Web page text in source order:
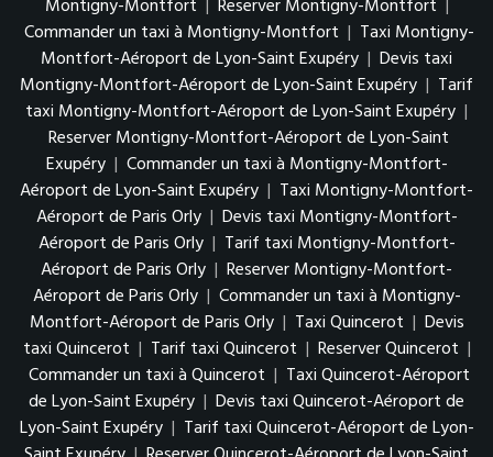
Montigny-Montfort | Reserver Montigny-Montfort |
Commander un taxi à Montigny-Montfort | Taxi Montigny-
Montfort-Aéroport de Lyon-Saint Exupéry | Devis taxi
Montigny-Montfort-Aéroport de Lyon-Saint Exupéry | Tarif
taxi Montigny-Montfort-Aéroport de Lyon-Saint Exupéry |
Reserver Montigny-Montfort-Aéroport de Lyon-Saint
Exupéry | Commander un taxi à Montigny-Montfort-
Aéroport de Lyon-Saint Exupéry | Taxi Montigny-Montfort-
Aéroport de Paris Orly | Devis taxi Montigny-Montfort-
Aéroport de Paris Orly | Tarif taxi Montigny-Montfort-
Aéroport de Paris Orly | Reserver Montigny-Montfort-
Aéroport de Paris Orly | Commander un taxi à Montigny-
Montfort-Aéroport de Paris Orly | Taxi Quincerot | Devis
taxi Quincerot | Tarif taxi Quincerot | Reserver Quincerot |
Commander un taxi à Quincerot | Taxi Quincerot-Aéroport
de Lyon-Saint Exupéry | Devis taxi Quincerot-Aéroport de
Lyon-Saint Exupéry | Tarif taxi Quincerot-Aéroport de Lyon-